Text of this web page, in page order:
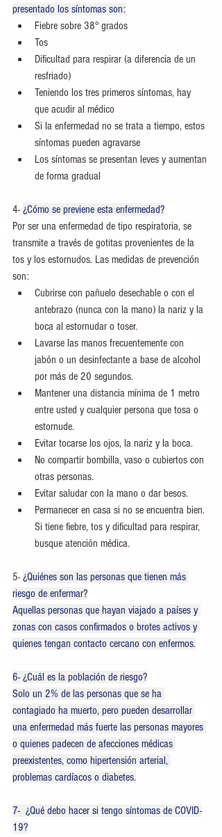
presentado los síntomas son:
Fiebre sobre 38° grados
Tos
Dificultad para respirar (a diferencia de un
resfriado)
Teniendo los tres primeros síntomas, hay
que acudir al médico
Si la enfermedad no se trata a tiempo, estos
síntomas pueden agravarse
Los síntomas se presentan leves y aumentan
de forma gradual
4- ¿Cómo se previene esta enfermedad?
Por ser una enfermedad de tipo respiratoria, se
transmite a través de gotitas provenientes de la
tos y los estornudos. Las medidas de prevención
son:
Cubrirse con pañuelo desechable o con el
antebrazo (nunca con la mano) la nariz y la
boca al estornudar o toser.
Lavarse las manos frecuentemente con
jabón o un desinfectante a base de alcohol
por más de 20 segundos.
Mantener una distancia mínima de 1 metro
entre usted y cualquier persona que tosa o
estornude.
Evitar tocarse los ojos, la nariz y la boca.
No compartir bombilla, vaso o cubiertos con
otras personas.
Evitar saludar con la mano o dar besos.
Permanecer en casa si no se encuentra bien.
Si tiene fiebre, tos y dificultad para respirar,
busque atención médica.
5- ¿Quiénes son las personas que tienen más
riesgo de enfermar?
Aquellas personas que hayan viajado a países y
zonas con casos confirmados o brotes activos y
quienes tengan contacto cercano con enfermos.
6- ¿Cuál es la población de riesgo?
Solo un 2% de las personas que se ha
contagiado ha muerto, pero pueden desarrollar
una enfermedad más fuerte las personas mayores
o quienes padecen de afecciones médicas
preexistentes, como hipertensión arterial,
problemas cardíacos o diabetes.
7-  ¿Qué debo hacer si tengo síntomas de COVID-
19?